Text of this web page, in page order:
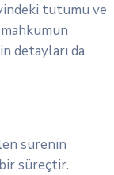
tutumu ve
detayları da
sürenin
süreçtir.